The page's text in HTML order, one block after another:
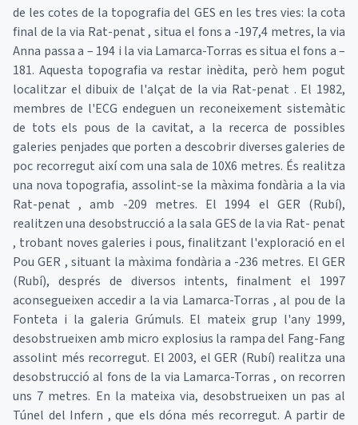
de les cotes de la topografia del GES en les tres vies: la cota
final de la via Rat-penat , situa el fons a -197,4 metres, la via
Anna passa a – 194 i la via Lamarca-Torras es situa el fons a –
181. Aquesta topografia va restar inèdita, però hem pogut
localitzar el dibuix de l'alçat de la via Rat-penat . El 1982,
membres de l'ECG endeguen un reconeixement sistemàtic
de tots els pous de la cavitat, a la recerca de possibles
galeries penjades que porten a descobrir diverses galeries de
poc recorregut així com una sala de 10X6 metres. És realitza
una nova topografia, assolint-se la màxima fondària a la via
Rat-penat , amb -209 metres. El 1994 el GER (Rubí),
realitzen una desobstrucció a la sala GES de la via Rat- penat
, trobant noves galeries i pous, finalitzant l'exploració en el
Pou GER , situant la màxima fondària a -236 metres. El GER
(Rubí), després de diversos intents, finalment el 1997
aconsegueixen accedir a la via Lamarca-Torras , al pou de la
Fonteta i la galeria Grúmuls. El mateix grup l'any 1999,
desobstrueixen amb micro explosius la rampa del Fang-Fang
assolint més recorregut. El 2003, el GER (Rubí) realitza una
desobstrucció al fons de la via Lamarca-Torras , on recorren
uns 7 metres. En la mateixa via, desobstrueixen un pas al
Túnel del Infern , que els dóna més recorregut. A partir de